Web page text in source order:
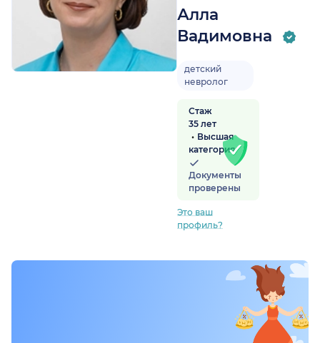
Алла
Вадимовна
детский
невролог
Стаж
35 лет
Высшая
категория
Документы
проверены
Это ваш
профиль?